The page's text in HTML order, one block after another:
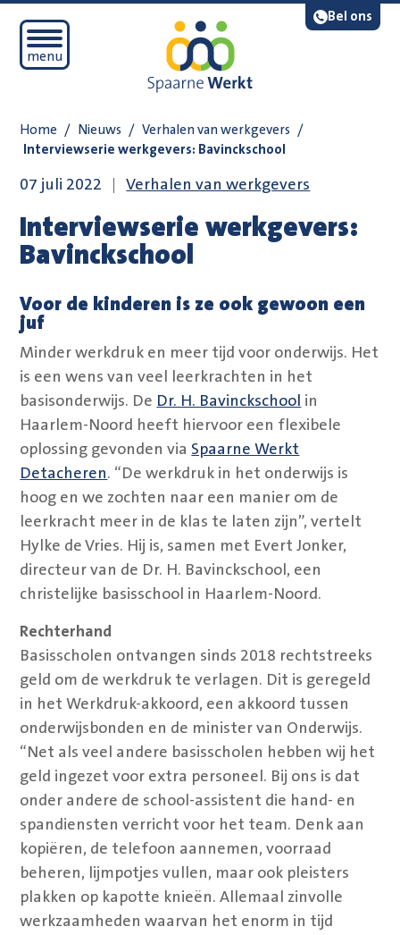
Bel ons
Open mobiel menu
menu
Lees voor
Home / Nieuws / Verhalen van werkgevers /
Interviewserie werkgevers: Bavinckschool
Interviewserie werkgevers:
Bavinckschool
07 juli 2022 Verhalen van werkgevers
Voor de kinderen is ze ook gewoon een
juf
Minder werkdruk en meer tijd voor onderwijs. Het
is een wens van veel leerkrachten in het
basisonderwijs. De Dr. H. Bavinckschool in
Haarlem-Noord heeft hiervoor een flexibele
oplossing gevonden via Spaarne Werkt
Detacheren. “De werkdruk in het onderwijs is
hoog en we zochten naar een manier om de
leerkracht meer in de klas te laten zijn”, vertelt
Hylke de Vries. Hij is, samen met Evert Jonker,
directeur van de Dr. H. Bavinckschool, een
christelijke basisschool in Haarlem-Noord.
Rechterhand
Basisscholen ontvangen sinds 2018 rechtstreeks
geld om de werkdruk te verlagen. Dit is geregeld
in het Werkdruk-akkoord, een akkoord tussen
onderwijsbonden en de minister van Onderwijs.
“Net als veel andere basisscholen hebben wij het
geld ingezet voor extra personeel. Bij ons is dat
onder andere de school-assistent die hand- en
spandiensten verricht voor het team. Denk aan
kopiëren, de telefoon aannemen, voorraad
beheren, lijmpotjes vullen, maar ook pleisters
plakken op kapotte knieën. Allemaal zinvolle
werkzaamheden waarvan het enorm in tijd